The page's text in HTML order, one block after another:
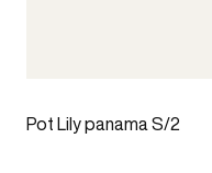
Pot Lily panama S/2